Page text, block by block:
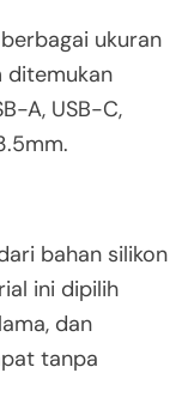
ukuran
ditemukan
A, USB-C,
bahan silikon
ini dipilih
dan
tanpa